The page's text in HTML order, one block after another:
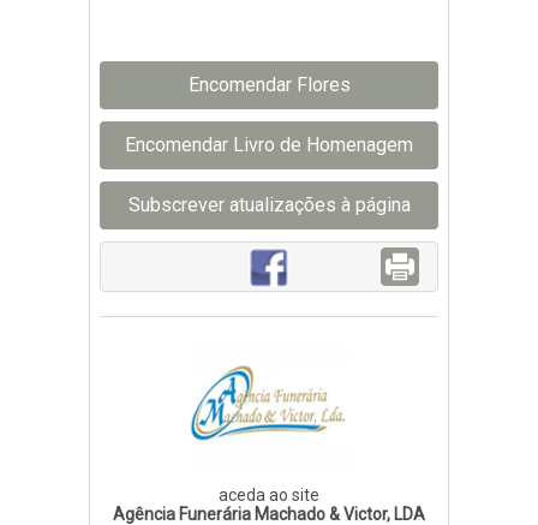
Encomendar Flores
Encomendar Livro de Homenagem
Subscrever atualizações à página
aceda ao site
Agência Funerária Machado & Victor, LDA